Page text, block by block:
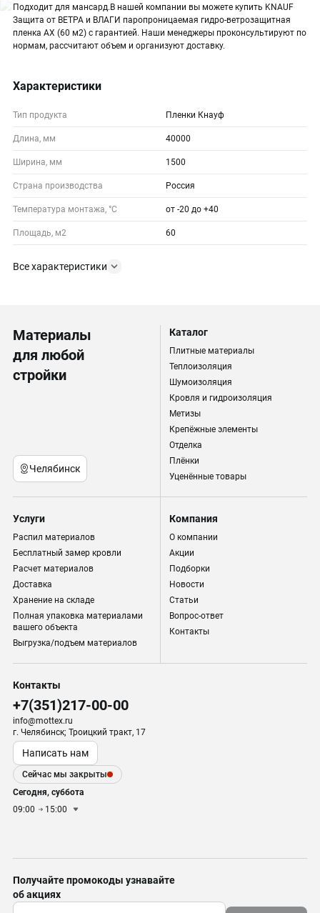
Подходит для мансард.В нашей компании вы можете купить KNAUF
Защита от ВЕТРА и ВЛАГИ паропроницаемая гидро-ветрозащитная
пленка АХ (60 м2) с гарантией. Наши менеджеры проконсультируют по
нормам, рассчитают объем и организуют доставку.
Характеристики
Тип продукта Пленки Кнауф
Длина, мм 40000
Ширина, мм 1500
Страна производства Россия
Температура монтажа, °С от -20 до +40
Площадь, м2 60
Все характеристики
Материалы
для любой
стройки
Челябинск
Каталог
Плитные материалы
Теплоизоляция
Шумоизоляция
Кровля и гидроизоляция
Метизы
Крепёжные элементы
Отделка
Плёнки
Уценённые товары
Услуги
Распил материалов
Бесплатный замер кровли
Расчет материалов
Доставка
Хранение на складе
Полная упаковка материалами
вашего объекта
Выгрузка/подъем материалов
Компания
О компании
Акции
Подборки
Новости
Статьи
Вопрос-ответ
Контакты
Контакты
+7(351)217-00-00
info@mottex.ru
г. Челябинск; Троицкий тракт, 17
Написать нам
Сейчас мы закрыты
Сегодня, суббота
09:00
15:00
Получайте промокоды узнавайте
об акциях